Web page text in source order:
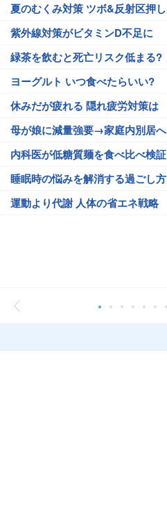
夏のむくみ対策 ツボ&反射区押し
紫外線対策がビタミンD不足に
緑茶を飲むと死亡リスク低まる?
ヨーグルト いつ食べたらいい?
休みだが疲れる 隠れ疲労対策は
母が娘に減量強要→家庭内別居へ
内科医が低糖質麺を食べ比べ検証
睡眠時の悩みを解消する過ごし方
運動より代謝 人体の省エネ戦略